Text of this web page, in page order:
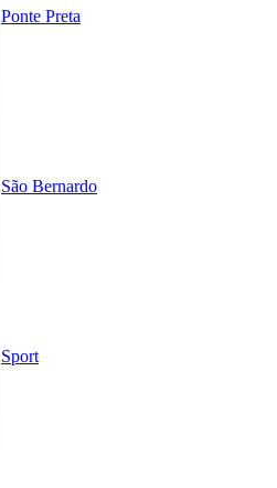
Ponte Preta
São Bernardo
Sport